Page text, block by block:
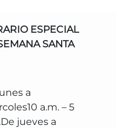
ESPECIAL
SANTA
a
a.m. – 5
jueves a